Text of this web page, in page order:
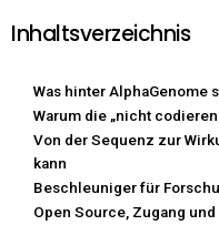
Inhaltsverzeichnis
Was hinter AlphaGenome
Warum die „nicht
Von der Sequenz zur
kann
Beschleuniger für
Open Source, Zugang